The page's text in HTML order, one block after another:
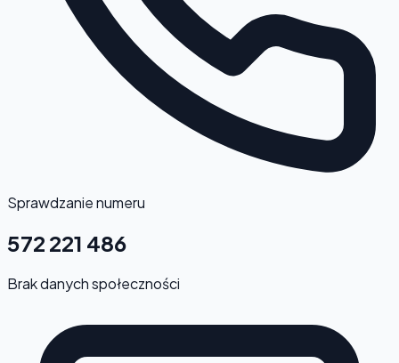
Sprawdzanie numeru
572 221 486
Brak danych społeczności